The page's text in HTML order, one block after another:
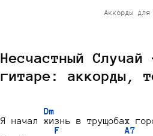
Аккорды
Несчастный
гитаре: аккорды,
Dm
Я начал жизнь в трущобах
F            A7